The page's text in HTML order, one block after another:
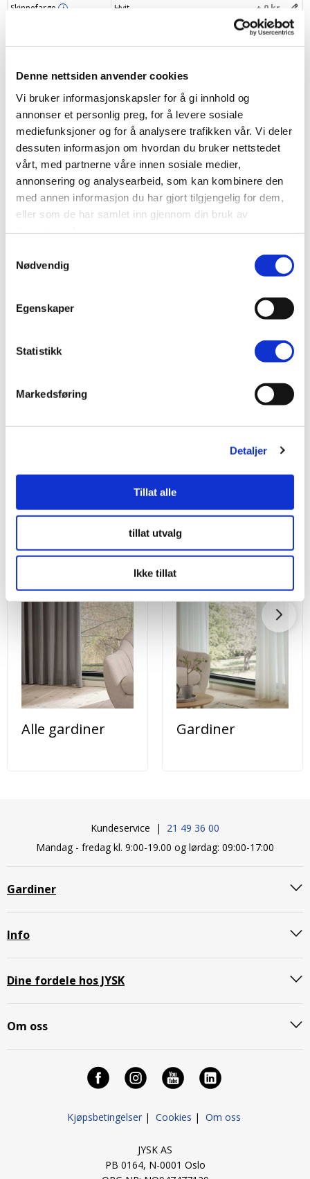
Denne nettsiden anvender cookies
Vi bruker informasjonskapsler for å gi innhold og
annonser et personlig preg, for å levere sosiale
mediefunksjoner og for å analysere trafikken vår. Vi deler
dessuten informasjon om hvordan du bruker nettstedet
vårt, med partnerne våre innen sosiale medier,
annonsering og analysearbeid, som kan kombinere den
med annen informasjon du har gjort tilgjengelig for dem,
eller som de har samlet inn gjennom din bruk av
Nødvendig
Egenskaper
Statistikk
Markedsføring
Detaljer
Tillat alle
tillat utvalg
Ikke tillat
Skinnefarge i Hvit
+ 0 kr.
– + Legg i handlekurv
Produktbeskrivelse
Spesifikasjonen
Monteringsvejledning
Utforsk våre andre gardiner
Alle gardiner Gardiner
Kundeservice | 21 49 36 00
Mandag - fredag kl. 9:00-19.00 og lørdag: 09:00-17:00
Gardiner
Info
Dine fordele hos JYSK
Om oss
Kjøpsbetingelser| Cookies | Om oss
JYSK AS
PB 0164, N-0001 Oslo